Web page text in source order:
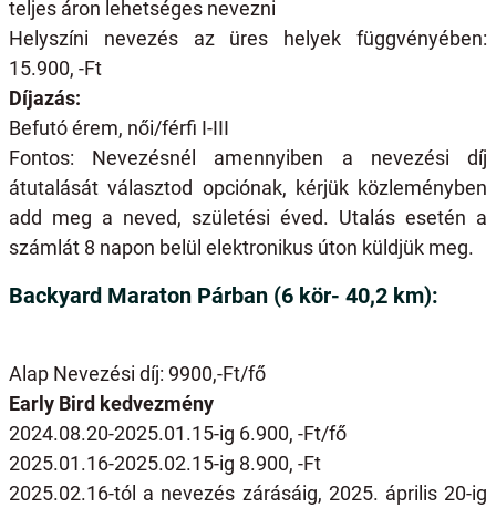
teljes áron lehetséges nevezni
Helyszíni nevezés az üres helyek függvényében:
15.900, -Ft
Díjazás:
Befutó érem, női/férfi I-III
Fontos: Nevezésnél amennyiben a nevezési díj
átutalását választod opciónak, kérjük közleményben
add meg a neved, születési éved. Utalás esetén a
számlát 8 napon belül elektronikus úton küldjük meg.
Backyard Maraton Párban (6 kör- 40,2 km):
Alap Nevezési díj: 9900,-Ft/fő
Early Bird kedvezmény
2024.08.20-2025.01.15-ig 6.900, -Ft/fő
2025.01.16-2025.02.15-ig 8.900, -Ft
2025.02.16-tól a nevezés zárásáig, 2025. április 20-ig